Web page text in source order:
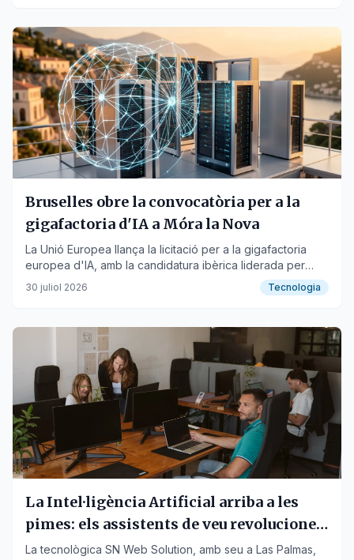
Bruselles obre la convocatòria per a la
gigafactoria d'IA a Móra la Nova
La Unió Europea llança la licitació per a la gigafactoria
europea d'IA, amb la candidatura ibèrica liderada per
Espanya i Portugal.
30 juliol 2026 Tecnologia
La Intel·ligència Artificial arriba a les
pimes: els assistents de veu revolucionen
l'atenció al client a Espanya
La tecnològica SN Web Solution, amb seu a Las Palmas,